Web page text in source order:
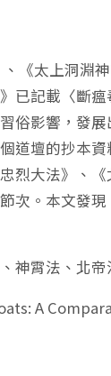
《太上洞淵
已記載〈斷
俗影響，發
道壇的抄本
烈大法》、
次。本文發
神霄法、北帝
A